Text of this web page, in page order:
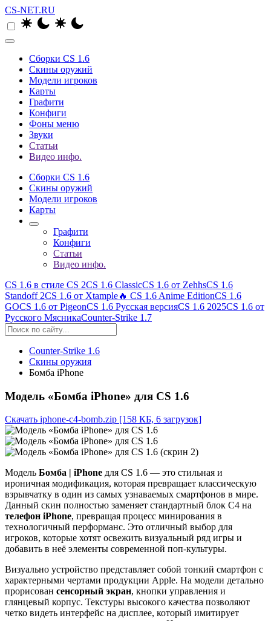
CS-NET.RU
Сборки CS 1.6
Скины оружий
Модели игроков
Карты
Графити
Конфиги
Фоны меню
Звуки
Статьи
Видео инфо.
Сборки CS 1.6
Скины оружий
Модели игроков
Карты
Графити
Конфиги
Статьи
Видео инфо.
CS 1.6 в стиле CS 2CS 1.6 ClassicCS 1.6 от ZehhsCS 1.6
Standoff 2CS 1.6 от Xtample🔥 CS 1.6 Anime EditionCS 1.6
GOCS 1.6 от PigeonCS 1.6 Русская версияCS 1.6 2025CS 1.6 от
Русского МясникаCounter-Strike 1.7
Counter-Strike 1.6
Скины оружия
Бомба iPhone
Модель «Бомба iPhone» для CS 1.6
Скачать iphone-c4-bomb.zip [158 КБ, 6 загрузок]
Модель Бомба | iPhone для CS 1.6 — это стильная и
ироничная модификация, которая превращает классическую
взрывчатку в один из самых узнаваемых смартфонов в мире.
Данный скин полностью заменяет стандартный блок C4 на
телефон iPhone, превращая процесс минирования в
технологичный перформанс. Это отличный выбор для
игроков, которые хотят освежить визуальный ряд игры и
добавить в неё элементы современной поп-культуры.
Визуально устройство представляет собой тонкий смартфон с
характерными чертами продукции Apple. На модели детально
прорисован сенсорный экран, кнопки управления и
глянцевый корпус. Текстуры высокого качества позволяют
четко видеть интерфейс на дисплее, который имитирует